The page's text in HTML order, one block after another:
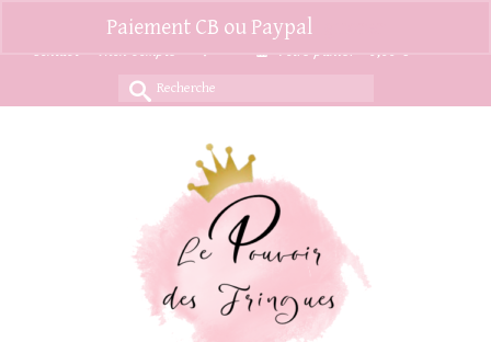
Paiement CB ou Paypal
Contact Mon compte Votre panier 0,00 €
Rechercher :